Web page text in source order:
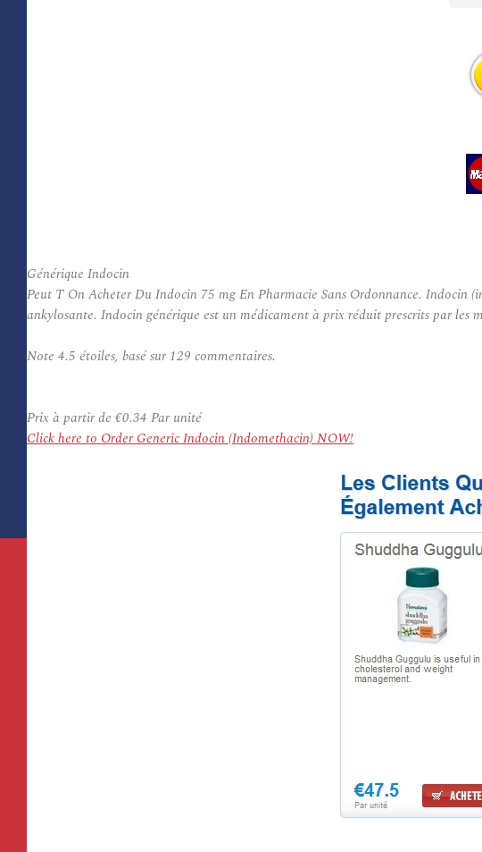
Générique Indocin
Peut T On Acheter Du Indocin 75 mg En Pharmacie Sans Ordonnance.
ankylosante. Indocin générique est un médicament à prix réduit prescrits par les
Note 4.5 étoiles, basé sur 129 commentaires.
Prix à partir de €0.34 Par unité
Click here to Order Generic Indocin (Indomethacin) NOW!